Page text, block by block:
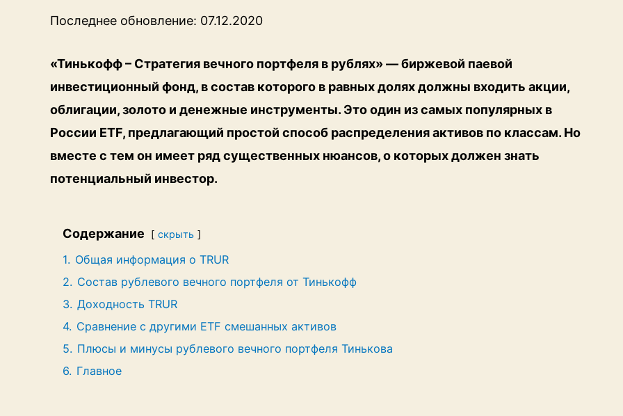
Последнее обновление: 07.12.2020
«Тинькофф – Стратегия вечного портфеля в рублях» — биржевой паевой
инвестиционный фонд, в состав которого в равных долях должны входить акции,
облигации, золото и денежные инструменты. Это один из самых популярных в
России ETF, предлагающий простой способ распределения активов по классам. Но
вместе с тем он имеет ряд существенных нюансов, о которых должен знать
потенциальный инвестор.
Содержание скрыть
1. Общая информация о TRUR
2. Состав рублевого вечного портфеля от Тинькофф
3. Доходность TRUR
4. Сравнение с другими ETF смешанных активов
5. Плюсы и минусы рублевого вечного портфеля Тинькова
6. Главное